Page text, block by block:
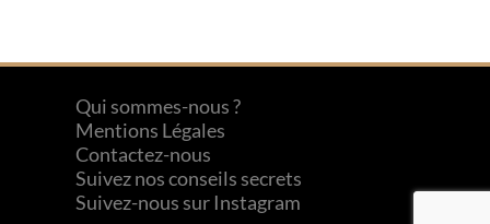
Qui sommes-nous ?
Mentions Légales
Contactez-nous
Suivez nos conseils secrets
Suivez-nous sur Instagram